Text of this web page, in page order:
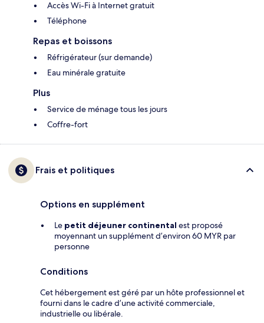
Accès Wi-Fi à Internet gratuit
Téléphone
Repas et boissons
Réfrigérateur (sur demande)
Eau minérale gratuite
Plus
Service de ménage tous les jours
Coffre-fort
Frais et politiques
Options en supplément
Le petit déjeuner continental est proposé
moyennant un supplément d’environ 60 MYR par
personne
Conditions
Cet hébergement est géré par un hôte professionnel et
fourni dans le cadre d’une activité commerciale,
industrielle ou libérale.